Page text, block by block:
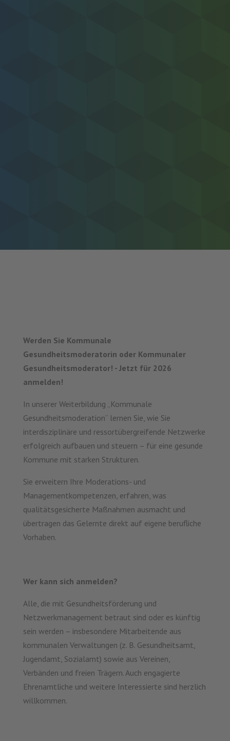
Werden Sie Kommunale
Gesundheitsmoderatorin oder Kommunaler
Gesundheitsmoderator! - Jetzt für 2026
anmelden!
In unserer Weiterbildung „Kommunale
Gesundheitsmoderation“ lernen Sie, wie Sie
interdisziplinäre und ressortübergreifende Netzwerke
erfolgreich aufbauen und steuern – für eine gesunde
Kommune mit starken Strukturen.
Sie erweitern Ihre Moderations- und
Managementkompetenzen, erfahren, was
qualitätsgesicherte Maßnahmen ausmacht und
übertragen das Gelernte direkt auf eigene berufliche
Vorhaben.
Wer kann sich anmelden?
Alle, die mit Gesundheitsförderung und
Netzwerkmanagement betraut sind oder es künftig
sein werden – insbesondere Mitarbeitende aus
kommunalen Verwaltungen (z. B. Gesundheitsamt,
Jugendamt, Sozialamt) sowie aus Vereinen,
Verbänden und freien Trägern. Auch engagierte
Ehrenamtliche und weitere Interessierte sind herzlich
willkommen.